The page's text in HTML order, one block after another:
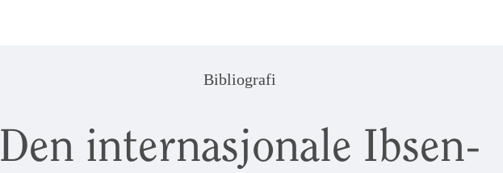
Bibliografi
Den internasjonale Ibsen-